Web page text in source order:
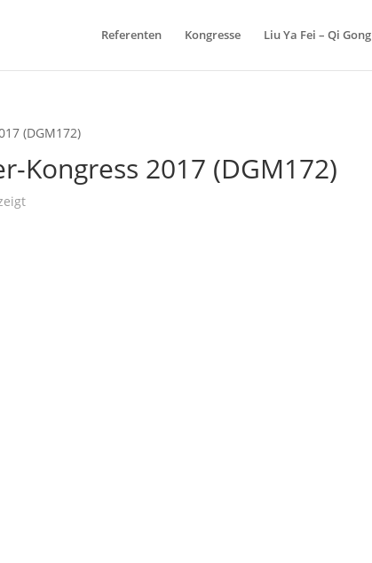
Referenten Kongresse Liu Ya Fei – Qi Gong
(DGM172)
Kongress 2017 (DGM172)
Nach